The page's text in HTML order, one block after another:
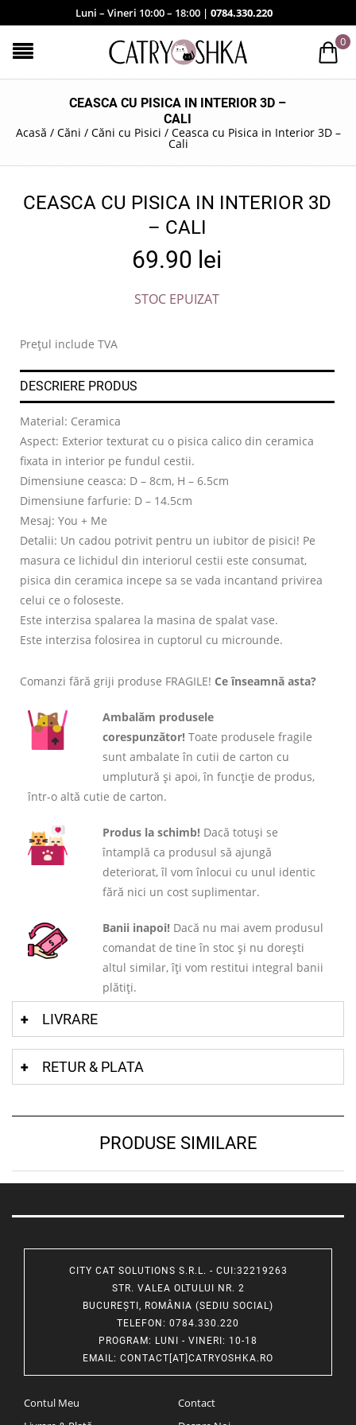
Luni – Vineri 10:00 – 18:00 | 0784.330.220
0
CEASCA CU PISICA IN INTERIOR 3D –
CALI
Acasă / Căni / Căni cu Pisici / Ceasca cu Pisica in Interior 3D –
Cali
CEASCA CU PISICA IN INTERIOR 3D
– CALI
69.90 lei
STOC EPUIZAT
Prețul include TVA
DESCRIERE PRODUS
Material: Ceramica
Aspect: Exterior texturat cu o pisica calico din ceramica
fixata in interior pe fundul cestii.
Dimensiune ceasca: D – 8cm, H – 6.5cm
Dimensiune farfurie: D – 14.5cm
Mesaj: You + Me
Detalii: Un cadou potrivit pentru un iubitor de pisici! Pe
masura ce lichidul din interiorul cestii este consumat,
pisica din ceramica incepe sa se vada incantand privirea
celui ce o foloseste.
Este interzisa spalarea la masina de spalat vase.
Este interzisa folosirea in cuptorul cu microunde.
Comanzi fără griji produse FRAGILE! Ce înseamnă asta?
Ambalăm produsele
corespunzător! Toate produsele fragile
sunt ambalate în cutii de carton cu
umplutură și apoi, în funcție de produs,
într-o altă cutie de carton.
Produs la schimb! Dacă totuși se
întamplă ca produsul să ajungă
deteriorat, îl vom înlocui cu unul identic
fără nici un cost suplimentar.
Banii inapoi! Dacă nu mai avem produsul
comandat de tine în stoc și nu dorești
altul similar, îți vom restitui integral banii
plătiți.
LIVRARE
RETUR & PLATA
PRODUSE SIMILARE
CITY CAT SOLUTIONS S.R.L. - CUI:32219263
STR. VALEA OLTULUI NR. 2
BUCUREȘTI, ROMÂNIA (SEDIU SOCIAL)
TELEFON : 0784.330.220
PROGRAM: LUNI - VINERI: 10-18
EMAIL: CONTACT[AT]CATRYOSHKA.RO
Contul Meu
Contact